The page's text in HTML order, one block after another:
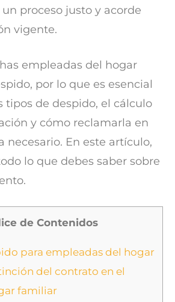
proceso justo y acorde
vigente.
empleadas del hogar
por lo que es esencial
tipos de despido, el cálculo
y cómo reclamarla en
necesario. En este artículo,
lo que debes saber sobre
de Contenidos
para empleadas del hogar
del contrato en el
familiar